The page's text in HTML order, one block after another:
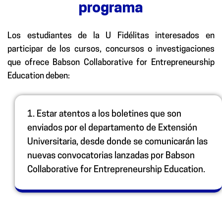
programa
Los estudiantes de la U Fidélitas interesados en
participar de los cursos, concursos o investigaciones
que ofrece Babson Collaborative for Entrepreneurship
Education deben:
1. Estar atentos a los boletines que son
enviados por el departamento de Extensión
Universitaria, desde donde se comunicarán las
nuevas convocatorias lanzadas por Babson
Collaborative for Entrepreneurship Education.